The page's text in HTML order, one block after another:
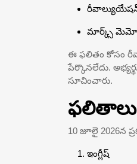
రీవాల్యుయేషన్
మార్క్స్ మెమో /
ఈ ఫలితం కోసం
పేర్కొనలేదు.
సూచించారు.
ఫలితాలు
10 జూలై 2026న
ఇంగ్లీష్